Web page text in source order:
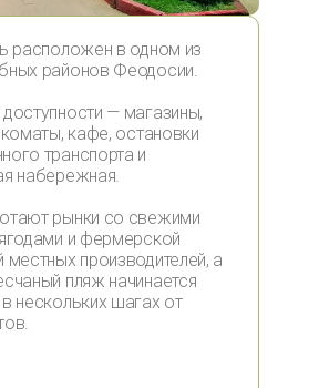
расположен в одном из
районов Феодосии.
— магазины,
кафе, остановки
транспорта и
набережная.
рынки со свежими
и фермерской
местных производителей, а
пляж начинается
нескольких шагах от